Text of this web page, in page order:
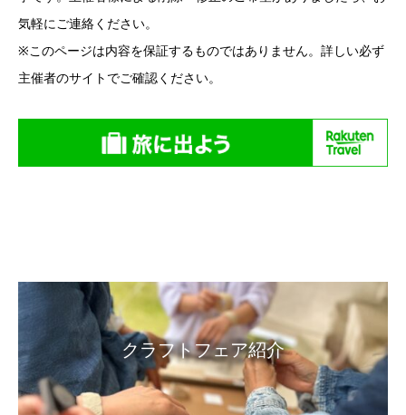
気軽にご連絡ください。
※このページは内容を保証するものではありません。詳しい必ず
主催者のサイトでご確認ください。
クラフトフェア紹介